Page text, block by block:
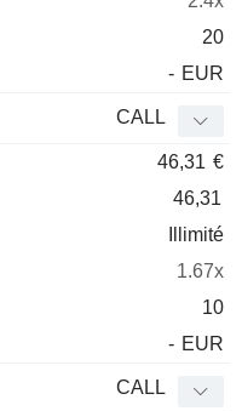
20
- EUR
CALL
46,31 €
46,31
Illimité
1.67x
10
- EUR
CALL